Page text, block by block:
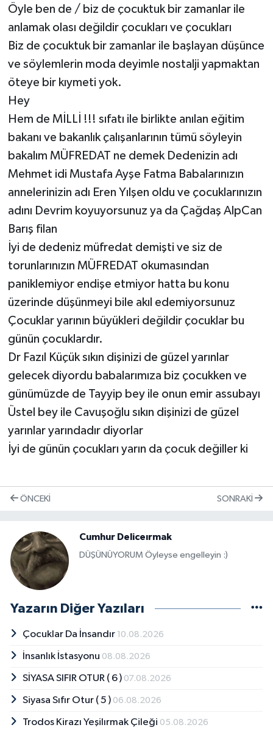
Öyle ben de / biz de çocuktuk bir zamanlar ile
anlamak olası değildir çocukları ve çocukları
Biz de çocuktuk bir zamanlar ile başlayan düşünce
ve söylemlerin moda deyimle nostalji yapmaktan
öteye bir kıymeti yok.
Hey
Hem de MİLLİ !!! sıfatı ile birlikte anılan eğitim
bakanı ve bakanlık çalışanlarının tümü söyleyin
bakalım MÜFREDAT ne demek Dedenizin adı
Mehmet idi Mustafa Ayşe Fatma Babalarınızın
annelerinizin adı Eren Yılşen oldu ve çocuklarınızın
adını Devrim koyuyorsunuz ya da Çağdaş AlpCan
Barış filan
İyi de dedeniz müfredat demişti ve siz de
torunlarınızın MÜFREDAT okumasından
paniklemiyor endişe etmiyor hatta bu konu
üzerinde düşünmeyi bile akıl edemiyorsunuz
Çocuklar yarının büyükleri değildir çocuklar bu
günün çocuklardır.
Dr Fazıl Küçük sıkın dişinizi de güzel yarınlar
gelecek diyordu babalarımıza biz çocukken ve
günümüzde de Tayyip bey ile onun emir assubayı
Üstel bey ile Cavuşoğlu sıkın dişinizi de güzel
yarınlar yarındadır diyorlar
İyi de günün çocukları yarın da çocuk değiller ki
ÖNCEKI SONRAKI
Cumhur Deliceırmak
DÜŞÜNÜYORUM Öyleyse engelleyin :)
Yazarın Diğer Yazıları
Çocuklar Da İnsandır 10.08.2026
İnsanlık İstasyonu 08.08.2026
SİYASA SIFIR OTUR ( 6 ) 07.08.2026
Siyasa Sıfır Otur ( 5 ) 06.08.2026
Trodos Kirazı Yeşilırmak Çileği 05.08.2026